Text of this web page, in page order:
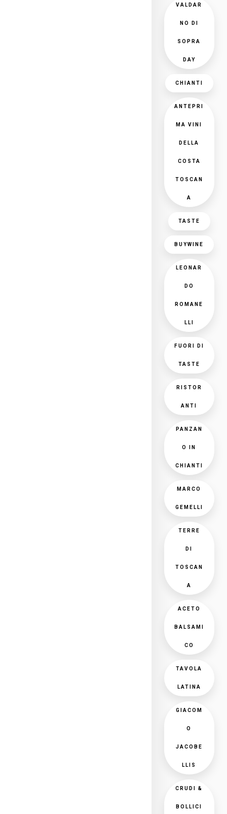
VALDAR
NO DI
SOPRA
DAY
CHIANTI
ANTEPRI
MA VINI
DELLA
COSTA
TOSCAN
A
TASTE
BUYWINE
LEONAR
DO
ROMANE
LLI
FUORI DI
TASTE
RISTOR
ANTI
PANZAN
O IN
CHIANTI
MARCO
GEMELLI
TERRE
DI
TOSCAN
A
ACETO
BALSAMI
CO
TAVOLA
LATINA
GIACOM
O
JACOBE
LLIS
CRUDI &
BOLLICI